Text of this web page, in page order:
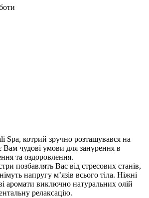
Spa, котрий зручно розташувався на
Вам чудові умови для занурення в
та оздоровлення.
позбавлять Вас від стресових станів,
напругу м’язів всього тіла. Ніжні
аромати виключно натуральних олій
релаксацію.